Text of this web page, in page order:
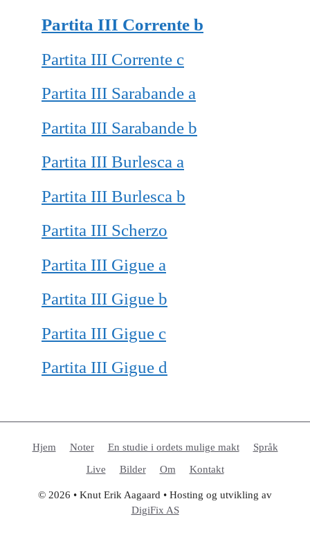
Partita III Corrente b
Partita III Corrente c
Partita III Sarabande a
Partita III Sarabande b
Partita III Burlesca a
Partita III Burlesca b
Partita III Scherzo
Partita III Gigue a
Partita III Gigue b
Partita III Gigue c
Partita III Gigue d
Hjem Noter En studie i ordets mulige makt
Språk
Live
Bilder Om Kontakt
© 2026 • Knut Erik Aagaard • Hosting og utvikling av
DigiFix AS